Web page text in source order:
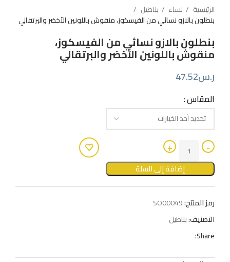
الرئيسية نساء
بناطيل
بنطلون بالازو نسائي من الفيسكوز، منقوش باللونين الأخضر والبرتقالي
بنطلون بالازو نسائي من الفيسكوز،
منقوش باللونين الأخضر والبرتقالي
ر.س47.52
المقاس
إضافة إلى السلة
رمز المنتج:SO00049
التصنيف:بناطيل
Share: